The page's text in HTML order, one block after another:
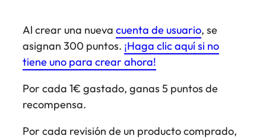
Al crear una nueva cuenta de usuario, se
asignan 300 puntos. ¡Haga clic aquí si no
tiene uno para crear ahora!
Por cada 1€ gastado, ganas 5 puntos de
recompensa.
Por cada revisión de un producto comprado,